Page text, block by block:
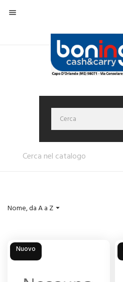

Nome, da A a Z 
Nuovo